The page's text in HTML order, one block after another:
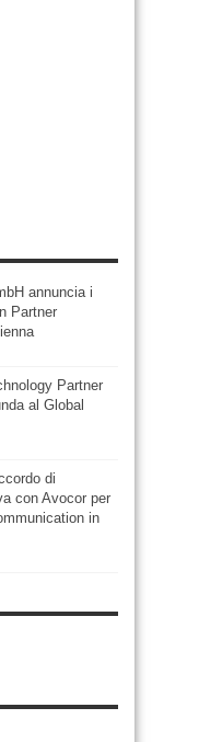
annuncia i
Partner
Partner
al Global
di
con Avocor per
in